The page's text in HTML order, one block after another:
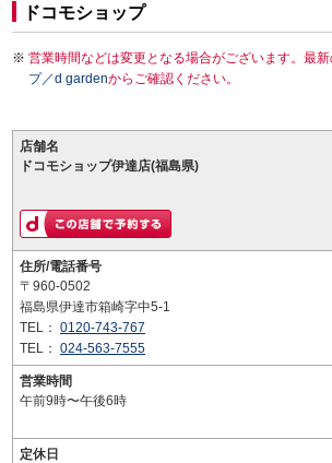
ドコモショップ
営業時間などは変更となる場合がございます。最
プ／d gardenからご確認ください。
店舗名
ドコモショップ伊達店(福島県)
住所/電話番号
〒960-0502
福島県伊達市箱崎字中5-1
TEL： 0120-743-767
TEL： 024-563-7555
営業時間
午前9時〜午後6時
定休日